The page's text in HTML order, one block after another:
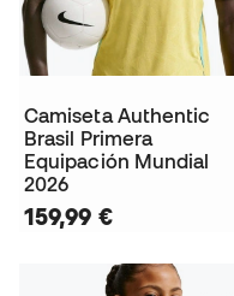
Camiseta Authentic
Brasil Primera
Equipación Mundial
2026
159,99 €